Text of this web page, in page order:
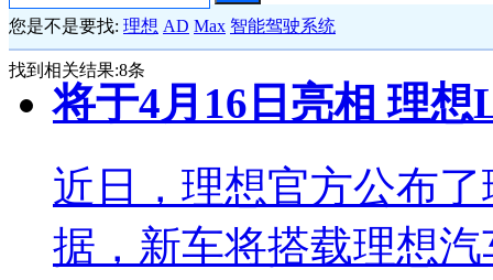
您是不是要找: 理想 AD Max 智能驾驶系统
找到相关结果:8条
将于4月16日亮相 理
近日，理想官方公布
据，新车将搭载理想